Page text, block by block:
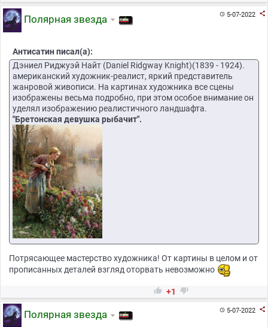
5-07-2022 
Полярная звезда
Антисатин писал(а):
Дэниел Риджуэй Найт (Daniel Ridgway Knight)(1839 - 1924).
американский художник-реалист, яркий представитель
жанровой живописи. На картинах художника все сцены
изображены весьма подробно, при этом особое внимание он
уделял изображению реалистичного ландшафта.
"Бретонская девушка рыбачит".
Потрясающее мастерство художника! От картины в целом и от
прописанных деталей взгляд оторвать невозможно
 +1 
5-07-2022 
Полярная звезда